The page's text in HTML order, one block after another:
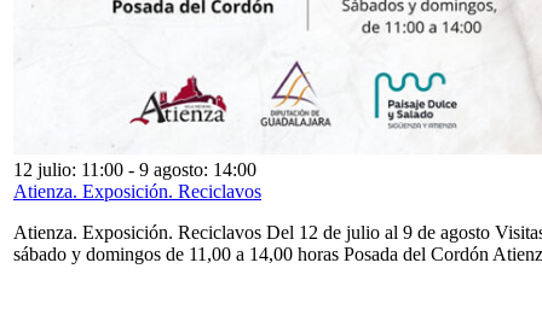
12 julio: 11:00 - 9 agosto: 14:00
Atienza. Exposición. Reciclavos
Atienza. Exposición. Reciclavos Del 12 de julio al 9 de agosto
sábado y domingos de 11,00 a 14,00 horas Posada del Cordón